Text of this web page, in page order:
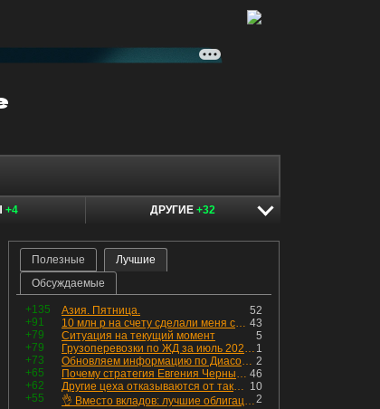
+4 ДРУГИЕ +32
Полезные
Лучшие
Обсуждаемые
+135 52
Азия. Пятница.
+91
43
10 млн р на счету сделали меня счастливым? Ожидание vs Реальность!
+79
5
Ситуация на текущий момент
+79
1
Грузоперевозки по ЖД за июль 2026 г. — четвёртый месяц подряд роста, чёрные металлы на уровне прошлого года, а каменный уголь в плюсе.
+73
2
Обновляем информацию по Диасофту: дивиденды и выкуп
+65
46
Почему стратегия Евгения Черных приведет вас к убыткам в 2026 году
+62
10
Другие цеха отказываются от таких деталей — а мы построили на них производство с оборотом 70 млн
+55
2
👌 Вместо вкладов: лучшие облигации — только супер надёжные